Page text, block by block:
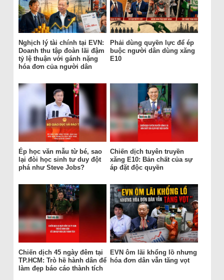
Nghịch lý tài chính tại EVN:
Doanh thu tập đoàn lãi đậm
tỷ lệ thuận với gánh nặng
hóa đơn của người dân
Phải dùng quyền lực để ép
buộc người dân dùng xăng
E10
Ép học văn mẫu từ bé, sao
lại đòi học sinh tư duy đột
phá như Steve Jobs?
Chiến dịch tuyên truyền
xăng E10: Bản chất của sự
áp đặt độc quyền
Chiến dịch 45 ngày đêm tại
TP.HCM: Trò hề hành dân để
làm đẹp báo cáo thành tích
EVN ôm lãi khổng lồ nhưng
hóa đơn dân vẫn tăng vọt